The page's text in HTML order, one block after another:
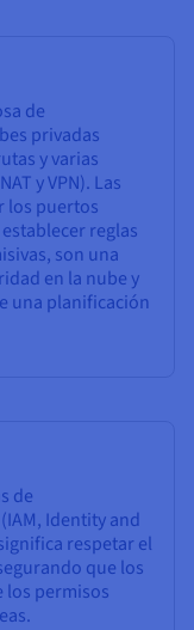
de
privadas
y varias
y VPN). Las
los puertos
reglas
son una
en la nube y
una planificación
de
Identity and
respetar el
que los
los permisos